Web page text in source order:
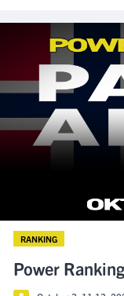
RANKING
Power